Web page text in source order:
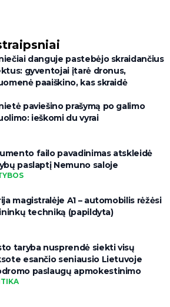
danguje pastebėjo skraidančius
gyventojai įtarė dronus,
paaiškino, kas skraidė
paviešino prašymą po galimo
ieškomi du vyrai
failo pavadinimas atskleidė
paslaptį Nemuno saloje
magistralėje A1 – automobilis rėžėsi
techniką (papildyta)
taryba nusprendė siekti visų
esančio seniausio Lietuvoje
paslaugų apmokestinimo